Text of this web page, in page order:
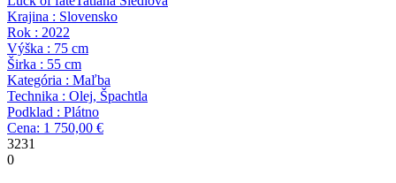
Krajina : Slovensko
Rok : 2022
Výška : 75 cm
Širka : 55 cm
Kategória : Maľba
Technika : Olej, Špachtla
Podklad : Plátno
Cena: 1 750,00 €
3231
0